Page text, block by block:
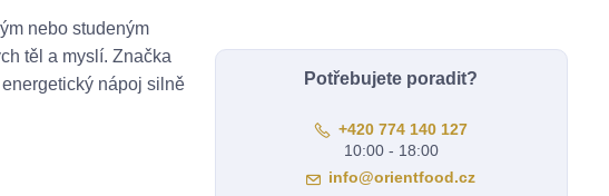
nebo studeným
těl a myslí. Značka
nápoj silně
Potřebujete poradit?
+420 774 140 127
10:00 - 18:00
info@orientfood.cz